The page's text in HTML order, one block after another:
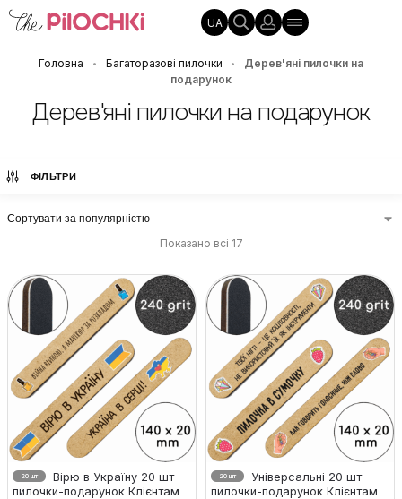
UA
Головна • Багаторазові пилочки •
Дерев'яні пилочки на
подарунок
Дерев'яні пилочки на подарунок
ФІЛЬТРИ
Показано всі 17
20 шт
Вірю в Україну 20 шт
пилочки-подарунок Клієнтам
20 шт
Універсальні 20 шт
пилочки-подарунок Клієнтам